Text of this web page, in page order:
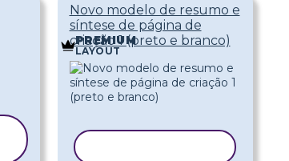
Novo modelo de resumo e
síntese de página de
criação 1 (preto e branco)
PREMIUM
LAYOUT